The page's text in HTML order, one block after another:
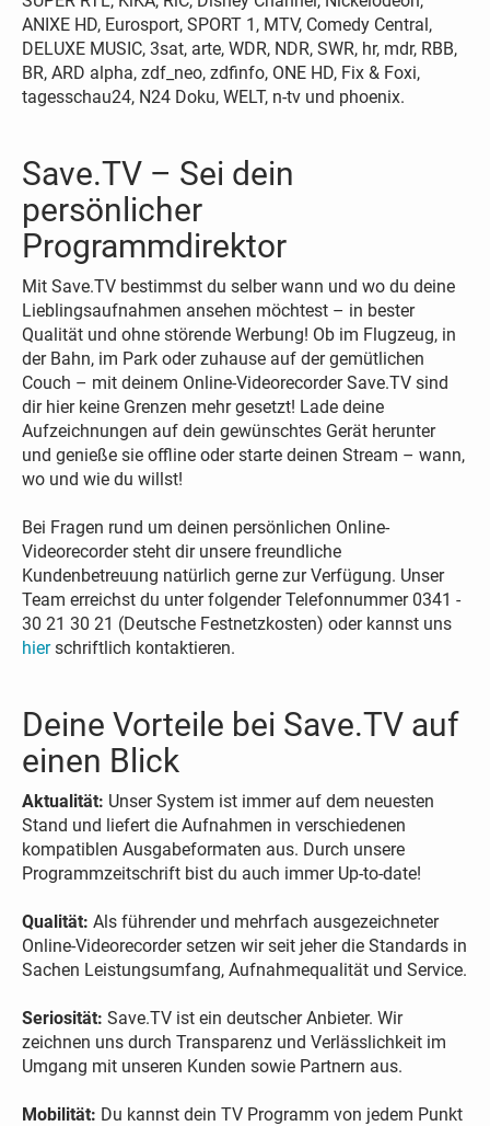
ANIXE HD, Eurosport, SPORT 1, MTV, Comedy Central,
DELUXE MUSIC, 3sat, arte, WDR, NDR, SWR, hr, mdr, RBB,
BR, ARD alpha, zdf_neo, zdfinfo, ONE HD, Fix & Foxi,
tagesschau24, N24 Doku, WELT, n-tv und phoenix.
Save.TV – Sei dein
persönlicher
Programmdirektor
Mit Save.TV bestimmst du selber wann und wo du deine
Lieblingsaufnahmen ansehen möchtest – in bester
Qualität und ohne störende Werbung! Ob im Flugzeug, in
der Bahn, im Park oder zuhause auf der gemütlichen
Couch – mit deinem Online-Videorecorder Save.TV sind
dir hier keine Grenzen mehr gesetzt! Lade deine
Aufzeichnungen auf dein gewünschtes Gerät herunter
und genieße sie offline oder starte deinen Stream – wann,
wo und wie du willst!
Bei Fragen rund um deinen persönlichen Online-
Videorecorder steht dir unsere freundliche
Kundenbetreuung natürlich gerne zur Verfügung. Unser
Team erreichst du unter folgender Telefonnummer 0341 -
30 21 30 21 (Deutsche Festnetzkosten) oder kannst uns
hierschriftlich kontaktieren.
Deine Vorteile bei Save.TV auf
einen Blick
Aktualität: Unser System ist immer auf dem neuesten
Stand und liefert die Aufnahmen in verschiedenen
kompatiblen Ausgabeformaten aus. Durch unsere
Programmzeitschrift bist du auch immer Up-to-date!
Qualität: Als führender und mehrfach ausgezeichneter
Online-Videorecorder setzen wir seit jeher die Standards in
Sachen Leistungsumfang, Aufnahmequalität und Service.
Seriosität: Save.TV ist ein deutscher Anbieter. Wir
zeichnen uns durch Transparenz und Verlässlichkeit im
Umgang mit unseren Kunden sowie Partnern aus.
Mobilität: Du kannst dein TV Programm von jedem Punkt